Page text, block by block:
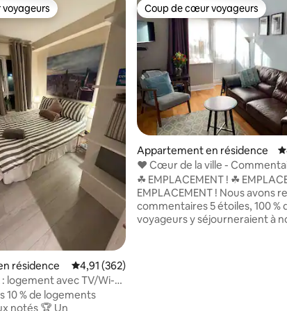
de 104 commentaires : 4,86 sur 5
résidence Évaluation moyenne sur la base de 362
4,91 (362)
logement avec TV/Wi-
10 % de logements
notés 🏆 Un
Coup de cœur voyageurs
Coup de cœur voyageurs
Appartement en résidence
❤️ Cœur de la ville -
étoiles, Temple Bar
☘ EMPLACEMENT ! ☘
EMPLACEMENT ! Nous avons
commentaires 5 étoiles, 100 %
voyageurs y séjourneraient à